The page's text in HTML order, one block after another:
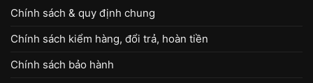
Chính sách & quy định chung
Chính sách kiểm hàng, đổi trả, hoàn tiền
Chính sách bảo hành